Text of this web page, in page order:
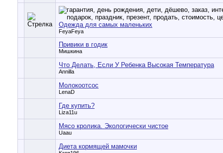
Одежда для самых маленьких
FeyaFeya
Привики в годик
Мишкина
Что Делать, Если У Ребенка Высокая Температура
Annilla
Молокоотсос
LenaD
Где купить?
Liza11u
Мясо кролика. Экологически чистое
Uaau
Диета кормящей мамочки